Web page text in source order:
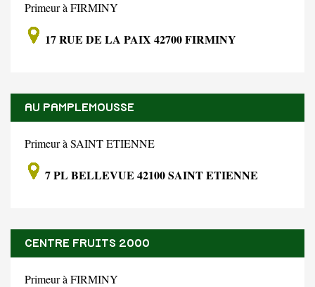
Primeur à FIRMINY
17 RUE DE LA PAIX 42700 FIRMINY
AU PAMPLEMOUSSE
Primeur à SAINT ETIENNE
7 PL BELLEVUE 42100 SAINT ETIENNE
CENTRE FRUITS 2000
Primeur à FIRMINY